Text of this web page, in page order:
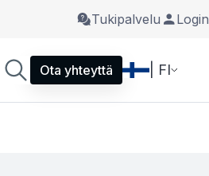
Tukipalvelu Login
Ota yhteyttä | FI